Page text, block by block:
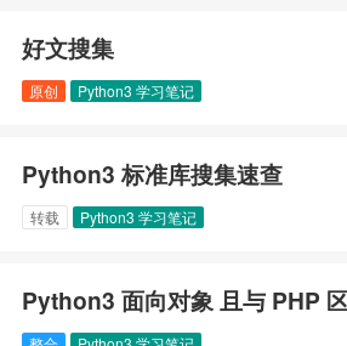
好文搜集
原创 Python3 学习笔记
Python3 标准库搜集速查
转载 Python3 学习笔记
Python3 面向对象 且与 PHP